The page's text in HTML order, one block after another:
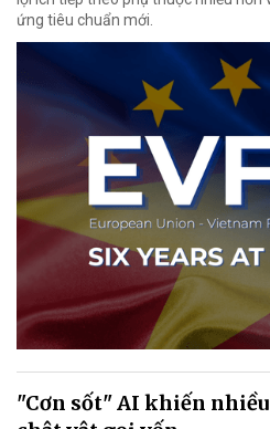
ứng tiêu chuẩn mới.
"Cơn sốt" AI khiến